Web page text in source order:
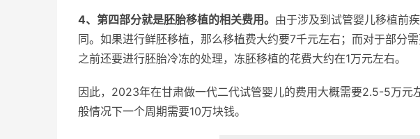
4、第四部分就是胚胎移植的相关费用。 由于涉及到试管婴儿移植前
同。如果进行鲜胚移植，那么移植费大约要7千元左右；而对于部分
之前还要进行胚胎冷冻的处理，冻胚移植的花费大约在1万元左右。
因此，2023年在甘肃做一代二代试管婴儿的费用大概需要2.5-5万元
般情况下一个周期需要10万块钱。